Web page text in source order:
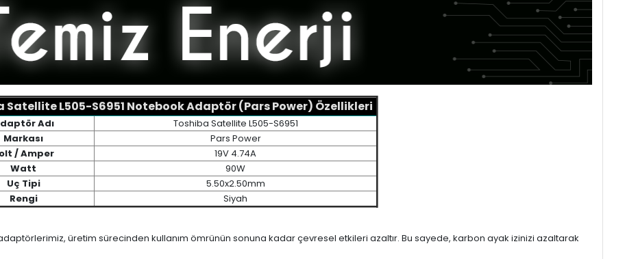
Satellite L505-S6951 Notebook Adaptör (Pars Power) Özellikleri
Adı
Toshiba Satellite L505-S6951
Markası
Pars Power
/ Amper
19V 4.74A
Watt
90W
Uç Tipi
5.50x2.50mm
Rengi
Siyah
üretim sürecinden kullanım ömrünün sonuna kadar çevresel etkileri azaltır. Bu sayede, karbon ayak izinizi azaltarak